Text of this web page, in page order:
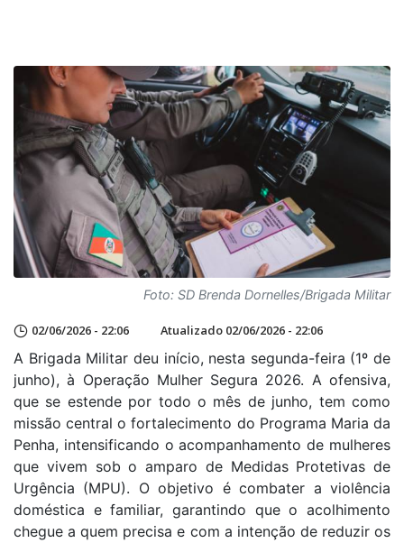
Foto: SD Brenda Dornelles/Brigada Militar
02/06/2026 - 22:06 Atualizado 02/06/2026 - 22:06
A Brigada Militar deu início, nesta segunda-feira (1º de
junho), à Operação Mulher Segura 2026. A ofensiva,
que se estende por todo o mês de junho, tem como
missão central o fortalecimento do Programa Maria da
Penha, intensificando o acompanhamento de mulheres
que vivem sob o amparo de Medidas Protetivas de
Urgência (MPU). O objetivo é combater a violência
doméstica e familiar, garantindo que o acolhimento
chegue a quem precisa e com a intenção de reduzir os